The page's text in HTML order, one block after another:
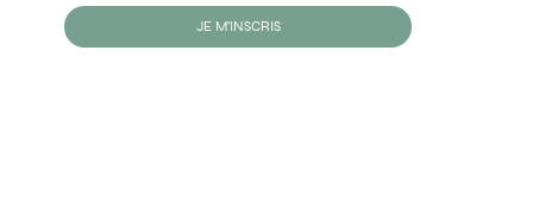
JE M'INSCRIS